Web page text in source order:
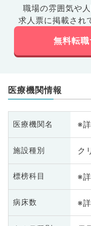
職場の雰囲気や人
求人票に掲載され
無料転
医療機関情報
医療機関名 ※
施設種別 ク
標榜科目 ※
病床数 ※